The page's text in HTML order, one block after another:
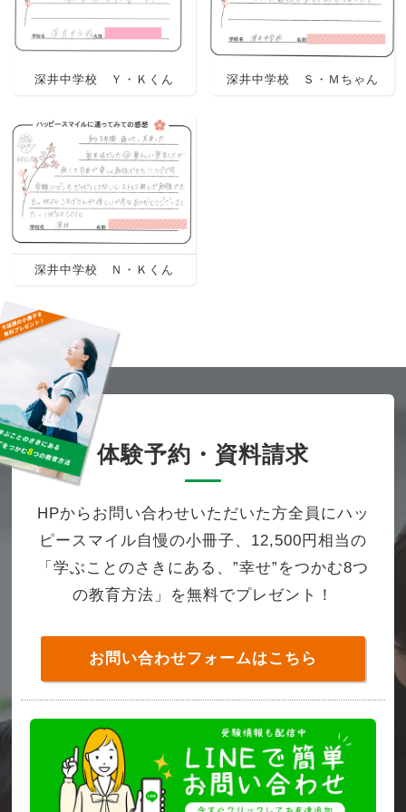
深井中学校 Ｙ・Ｋくん 深井中学校 Ｓ・Ｍちゃん
深井中学校 Ｎ・Ｋくん
体験予約・資料請求
HPからお問い合わせいただいた方全員にハッ
ピースマイル自慢の小冊子、12,500円相当の
「学ぶことのさきにある、”幸せ”をつかむ8つ
の教育方法」を無料でプレゼント！
お問い合わせフォームはこちら